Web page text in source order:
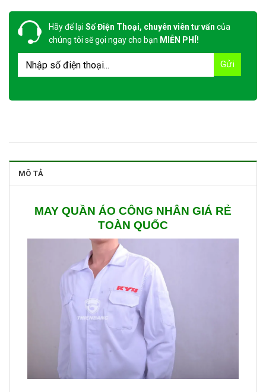
Hãy để lại Số Điện Thoại, chuyên viên tư vấn của
chúng tôi sẽ gọi ngay cho bạn MIỄN PHÍ!
MÔ TẢ
MAY QUẦN ÁO CÔNG NHÂN GIÁ RẺ
TOÀN QUỐC